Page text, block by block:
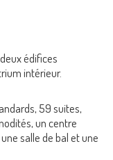
édifices
intérieur.
59 suites,
un centre
salle de bal et une